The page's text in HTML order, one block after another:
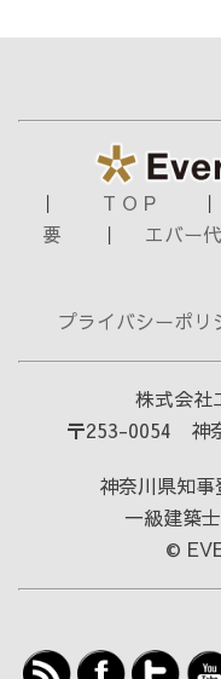
｜ T O P
要 ｜ エバー
プライバシーポリ
株式会社
〒253-0054 神
神奈川県知
一級建築
©